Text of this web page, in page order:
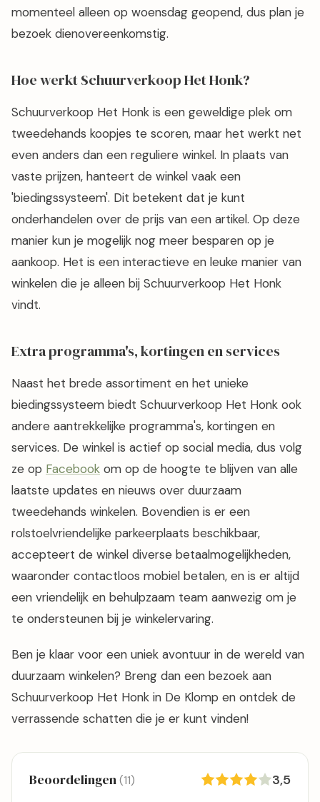
momenteel alleen op woensdag geopend, dus plan je
bezoek dienovereenkomstig.
Hoe werkt Schuurverkoop Het Honk?
Schuurverkoop Het Honk is een geweldige plek om
tweedehands koopjes te scoren, maar het werkt net
even anders dan een reguliere winkel. In plaats van
vaste prijzen, hanteert de winkel vaak een
'biedingssysteem'. Dit betekent dat je kunt
onderhandelen over de prijs van een artikel. Op deze
manier kun je mogelijk nog meer besparen op je
aankoop. Het is een interactieve en leuke manier van
winkelen die je alleen bij Schuurverkoop Het Honk
vindt.
Extra programma's, kortingen en services
Naast het brede assortiment en het unieke
biedingssysteem biedt Schuurverkoop Het Honk ook
andere aantrekkelijke programma's, kortingen en
services. De winkel is actief op social media, dus volg
ze op Facebook om op de hoogte te blijven van alle
laatste updates en nieuws over duurzaam
tweedehands winkelen. Bovendien is er een
rolstoelvriendelijke parkeerplaats beschikbaar,
accepteert de winkel diverse betaalmogelijkheden,
waaronder contactloos mobiel betalen, en is er altijd
een vriendelijk en behulpzaam team aanwezig om je
te ondersteunen bij je winkelervaring.
Ben je klaar voor een uniek avontuur in de wereld van
duurzaam winkelen? Breng dan een bezoek aan
Schuurverkoop Het Honk in De Klomp en ontdek de
verrassende schatten die je er kunt vinden!
Beoordelingen(11) 3,5